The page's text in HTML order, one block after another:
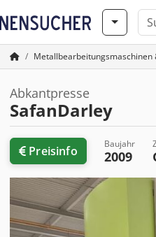
Metallbearbeitungsmaschinen
Abkantpresse
SafanDarley
Preisinfo Baujahr
2009